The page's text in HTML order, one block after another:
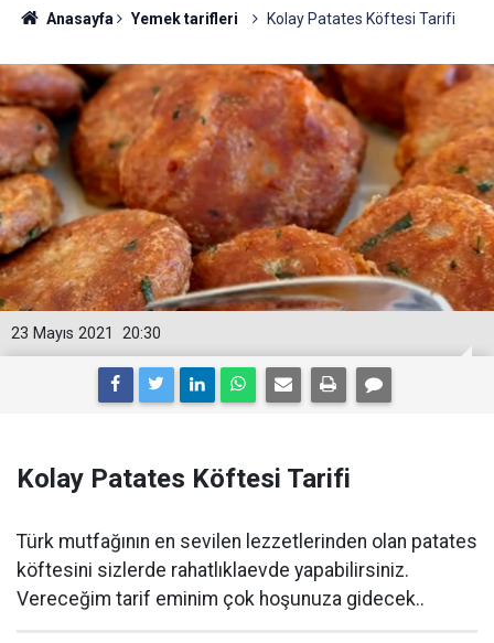
Anasayfa Yemek tarifleri Kolay Patates Köftesi Tarifi
20:30
23 Mayıs 2021
Kolay Patates Köftesi Tarifi
Türk mutfağının en sevilen lezzetlerinden olan patates
köftesini sizlerde rahatlıklaevde yapabilirsiniz.
Vereceğim tarif eminim çok hoşunuza gidecek..